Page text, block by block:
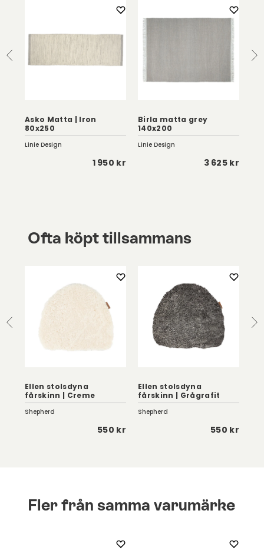
Asko Matta | Iron
80x250
Linie Design
1 950 kr
Birla matta grey
140x200
Linie Design
3 625 kr
Ofta köpt tillsammans
Ellen stolsdyna
fårskinn | Creme
Shepherd
550 kr
Ellen stolsdyna
fårskinn | Grågrafit
Shepherd
550 kr
Fler från samma varumärke